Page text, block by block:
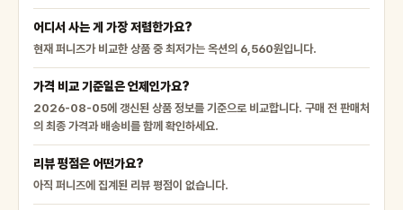
어디서 사는 게 가장 저렴한가요?
현재 퍼니즈가 비교한 상품 중 최저가는 옥션의 6,560원입니다.
가격 비교 기준일은 언제인가요?
2026-08-05에 갱신된 상품 정보를 기준으로 비교합니다. 구매 전 판매처
의 최종 가격과 배송비를 함께 확인하세요.
리뷰 평점은 어떤가요?
아직 퍼니즈에 집계된 리뷰 평점이 없습니다.